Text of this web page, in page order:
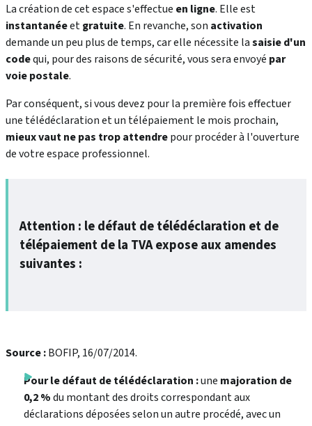
La création de cet espace s'effectue en ligne. Elle est
instantanéeetgratuite. En revanche, son activation
demande un peu plus de temps, car elle nécessite lasaisie d'un
codequi, pour des raisons de sécurité, vous sera envoyé par
voie postale.
Par conséquent, si vous devez pour la première fois effectuer
une télédéclaration et un télépaiement le mois prochain,
mieux vaut ne pas trop attendrepour procéder à l'ouverture
de votre espace professionnel.
Attention : le défaut de télédéclaration et de
télépaiement de la TVA expose aux amendes
suivantes :
Source :BOFIP, 16/07/2014.
Pour le défaut de télédéclaration :une majoration de
0,2 %du montant des droits correspondant aux
déclarations déposées selon un autre procédé, avec un